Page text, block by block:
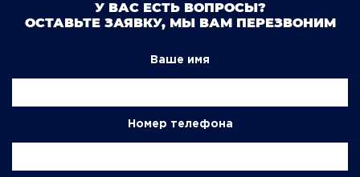
У ВАС ЕСТЬ ВОПРОСЫ?
ОСТАВЬТЕ ЗАЯВКУ, МЫ ВАМ ПЕРЕЗВОНИМ
Ваше имя
Номер телефона